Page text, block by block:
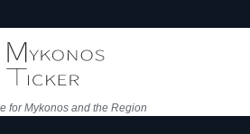
for Mykonos and the Region